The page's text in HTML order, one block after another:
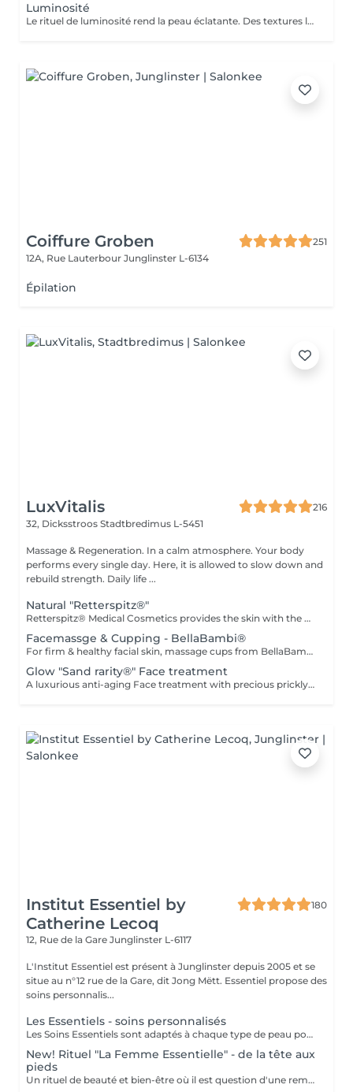
Luminosité
Le rituel de luminosité rend la peau éclatante. Des textures légères et fraïches affinent le grain de peau pour une peau qui brille de santé et de pureté - une beauté éclatante.
Coiffure Groben
251
12A, Rue Lauterbour Junglinster L-6134
Épilation
LuxVitalis
216
32, Dicksstroos Stadtbredimus L-5451
Massage & Regeneration. In a calm atmosphere. Your body
performs every single day. Here, it is allowed to slow down and
rebuild strength. Daily life ...
Natural "Retterspitz®"
Retterspitz® Medical Cosmetics provides the skin with the best, natural care products and ingredients. Traditional knowledge ensures radiant skin. Well-groomed skin is beautiful skin. A fresh, radiant complexion is not a question of age, but of care. The skin is supplied with the best care ingredients and natural ingredients such as Q10, provitamin B5, urea, valuable oils and selected plant extracts. For Retterspitz, consistent care also means consistently avoiding artificial additives such as odorants, critical emulsifiers, animal components, nanoparticles, unnecessary preservatives, microplastics and much more... Cleansing, peeling, facial massage, mask, final care.
Facemassge & Cupping - BellaBambi®
For firm & healthy facial skin, massage cups from BellaBambi® provide a natural lifting effect and deep stimulation and can be used by both women and men to keep facial skin in top shape. This application stimulates blood circulation, removes toxins and, when used regularly, increases the elasticity of the facial skin for a natural lifting effect. Gently pulling on the skin also stimulates collagen production and relieves tension in the facial muscles. It also opens the pores so that care products can be absorbed even better. Cleansing, massage with care product and cupping, final care.
Glow "Sand rarity®" Face treatment
A luxurious anti-aging Face treatment with precious prickly pear seed oil regenerates and imparts a radiantly fresh complexion. Includes cleanser, mask, eye contour serum, and finishing cream. Natural and certified ingredients: 99% of natural origin, enriched with precious plant oils, and Cosmos Natural certified, guaranteeing impeccable quality and ethical practices.
Institut Essentiel by
Catherine Lecoq
180
12, Rue de la Gare Junglinster L-6117
L'Institut Essentiel est présent à Junglinster depuis 2005 et se
situe au n°12 rue de la Gare, dit Jong Mëtt. Essentiel propose des
soins personnalis...
Les Essentiels - soins personnalisés
Les Soins Essentiels sont adaptés à chaque type de peau pour répondre à vos attentes et besoins. Incluant un diagnostique, un nettoyage et gommage adapté, les soins spécifiques d'hydratation, le modelage et drainage manuel du visage et une pose masque. Suivant les besoins diagnostiqués je vous proposerai un protocole se soin le plus adapté pour que vous obteniez le meilleur résultat. Le soin Global inclut les épilations sourcils et contour bouche. Le but des soins essentiels étant d'apporter un soulagement, un effet et une expérience adaptée pour des résultats durables. Inclure un massage INDIBA® à votre soin essentiel augmente les effets des soins apportés et augmente le résultat (oxygénation, détente musculaire, hydratation, anti-âge, anti inflammatoire, équilibrant) Le point fort du soin: le massage évidemment et le résultat grâce aux soins ciblés. Pour plus de renseignements n'hésitez pas à prendre contact avec nous. Pensez à réserver vos teintures, épilations etc séparément dans "les plus essentiels à réserver", ces prestations ne sont pas incluses dans le prix ni la durée d'un soin essentiel. A bientôt. Catherine
New! Rituel "La Femme Essentielle" - de la tête aux
pieds
Un rituel de beauté et bien-être où il est question d'une remise en beauté de la tête aux pieds. Plus qu'un simple soin, le Rituel La Femme Essentielle est une parenthèse bien-être et beauté. Entre les mains expérimentées de Catherine Lecoq vous vous laisserez porter et surprendre. 2h30-3h lors desquelles vous n'avez rien à faire, ni à penser. Je m'en charge pour vous et je ne laisserai rien au hasard. Résultat: un émerveillement et un changement subtile pour vous embellir. Le rituel comprend un - soin du visage - remise en beauté des mains et pieds - remise en beauté des cils et sourcils - massages relaxants personnalisés -